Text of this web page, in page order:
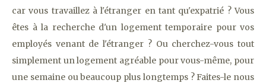
car vous travaillez à l'étranger en tant qu'expatrié ? Vous
êtes à la recherche d'un logement temporaire pour vos
employés venant de l'étranger ? Ou cherchez-vous tout
simplement un logement agréable pour vous-même, pour
une semaine ou beaucoup plus longtemps ? Faites-le nous